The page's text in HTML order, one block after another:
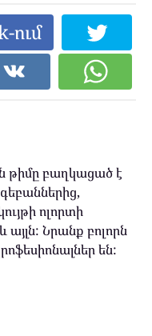
ում
բաղկացած է
ոլորտի
Նրանք բոլորն
են: